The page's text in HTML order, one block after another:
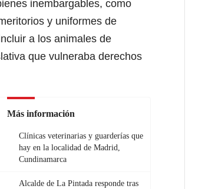
inembargables, como
y uniformes de
a los animales de
que vulneraba derechos
Más información
Clínicas veterinarias y guarderías que
hay en la localidad de Madrid,
Cundinamarca
Alcalde de La Pintada responde tras